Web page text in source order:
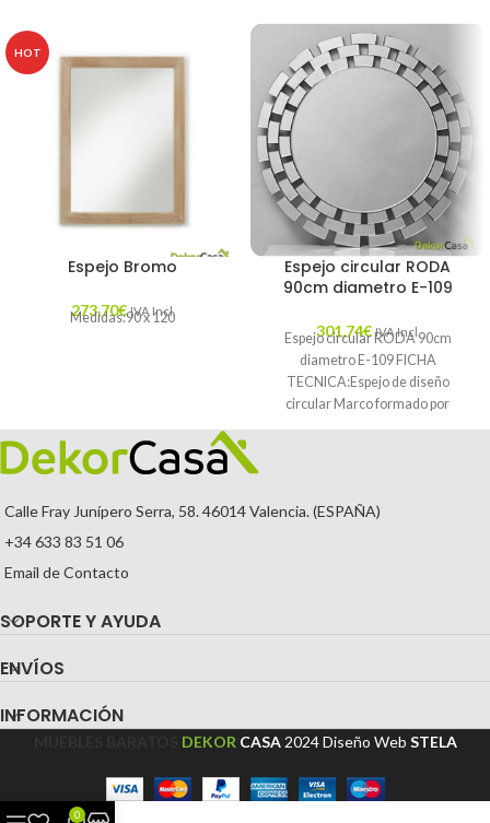
HOT
Espejo Bromo
273,70€ IVA Incl.
Medidas:90 x 120
Espejo circular RODA
90cm diametro E-109
301,74€ IVA Incl.
Espejo circular RODA 90cm
diametro E-109 FICHA
TECNICA:Espejo de diseño
circular Marco formado por
multitud de espejos rectangulares
Calle Fray Junípero Serra, 58. 46014 Valencia. (ESPAÑA)
+34 633 83 51 06
Email de Contacto
SOPORTE Y AYUDA
ENVÍOS
INFORMACIÓN
DEKOR CASA 2024Diseño Web STELA
0